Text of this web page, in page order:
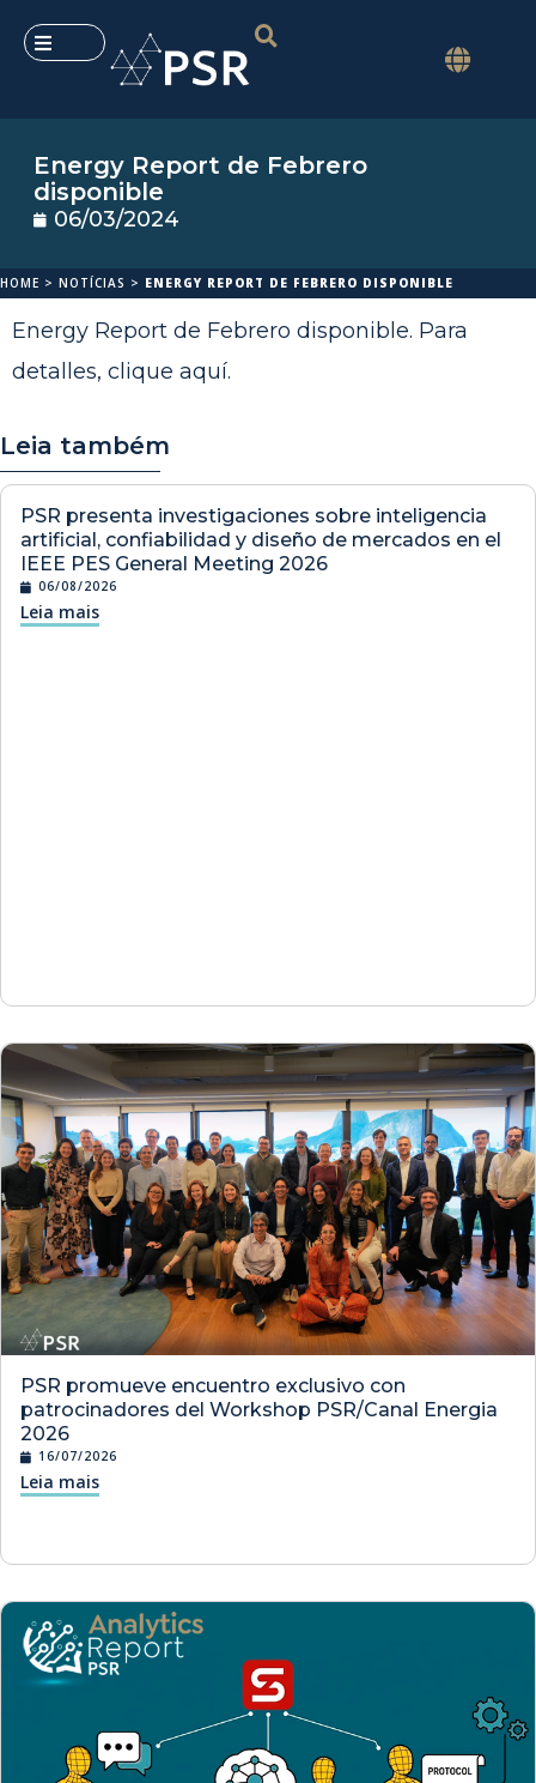
Energy Report de Febrero
disponible
06/03/2024
HOME > NOTÍCIAS > ENERGY REPORT DE FEBRERO DISPONIBLE
Energy Report de Febrero disponible. Para
detalles, clique aquí.
Leia também
PSR presenta investigaciones sobre inteligencia
artificial, confiabilidad y diseño de mercados en el
IEEE PES General Meeting 2026
06/08/2026
Leia mais
PSR promueve encuentro exclusivo con
patrocinadores del Workshop PSR/Canal Energia
2026
16/07/2026
Leia mais